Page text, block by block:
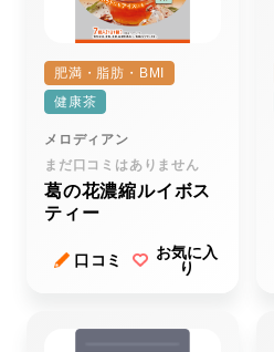
肥満・脂肪・BMI
健康茶
メロディアン
まだ口コミはありません
葛の花濃縮ルイボス
ティー
口コミ
お気に入
り